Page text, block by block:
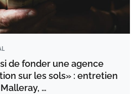
de fonder une agence
sur les sols» : entretien
…